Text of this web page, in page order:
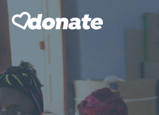
Aller
contenu